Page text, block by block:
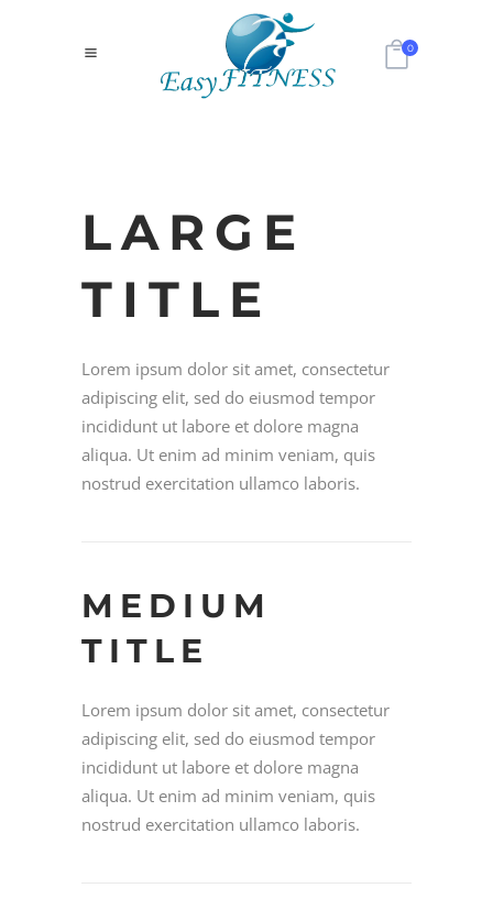
0
LARGE
TITLE
Lorem ipsum dolor sit amet, consectetur
adipiscing elit, sed do eiusmod tempor
incididunt ut labore et dolore magna
aliqua. Ut enim ad minim veniam, quis
nostrud exercitation ullamco laboris.
MEDIUM
TITLE
Lorem ipsum dolor sit amet, consectetur
adipiscing elit, sed do eiusmod tempor
incididunt ut labore et dolore magna
aliqua. Ut enim ad minim veniam, quis
nostrud exercitation ullamco laboris.